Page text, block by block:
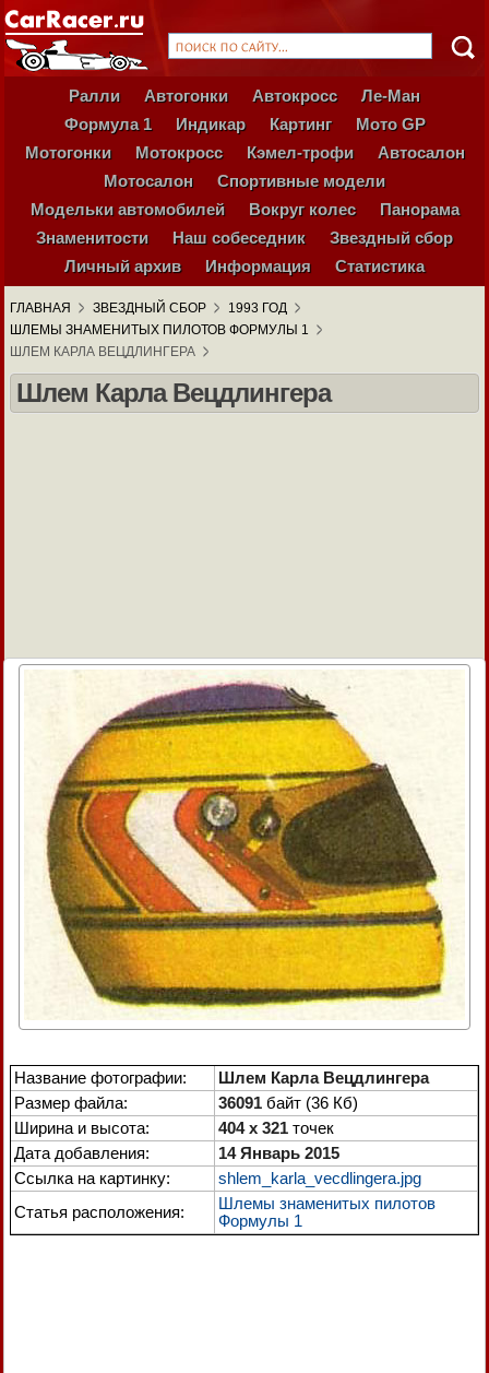
Ралли Автогонки Автокросс
Ле-Ман
Формула 1
Индикар Картинг
Мото GP
Мотогонки
Мотокросс Кэмел-трофи
Автосалон
Мотосалон
Спортивные модели
Модельки автомобилей
Вокруг колес
Панорама
Знаменитости
Наш собеседник
Звездный сбор
Личный архив
Информация Статистика
ГЛАВНАЯ ЗВЕЗДНЫЙ СБОР
1993 ГОД
ШЛЕМЫ ЗНАМЕНИТЫХ ПИЛОТОВ ФОРМУЛЫ 1
ШЛЕМ КАРЛА ВЕЦДЛИНГЕРА
Шлем Карла Вецдлингера
Название фотографии:
Шлем Карла Вецдлингера
Размер файла:
36091 байт (36 Кб)
Ширина и высота:
404 x 321 точек
Дата добавления:
14 Январь 2015
Ссылка на картинку:
shlem_karla_vecdlingera.jpg
Статья расположения:
Шлемы знаменитых пилотов
Формулы 1